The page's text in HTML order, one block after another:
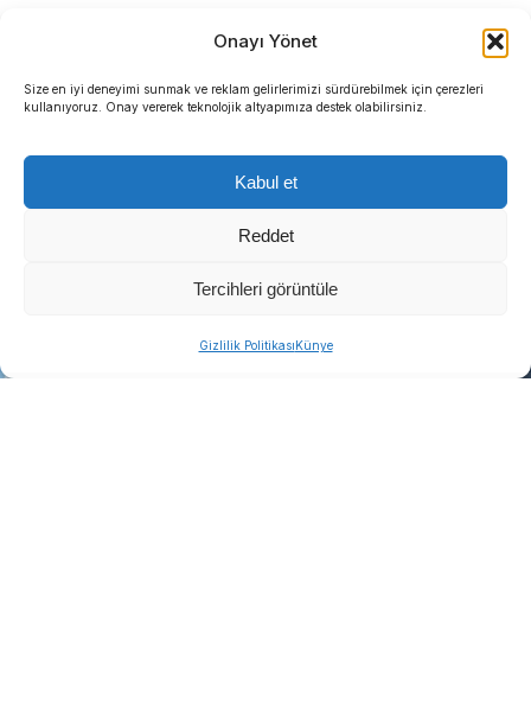
Onayı Yönet
Size en iyi deneyimi sunmak ve reklam gelirlerimizi sürdürebilmek için çerezleri
kullanıyoruz. Onay vererek teknolojik altyapımıza destek olabilirsiniz.
Kabul et
Reddet
Tercihleri görüntüle
Gizlilik PolitikasıKünye